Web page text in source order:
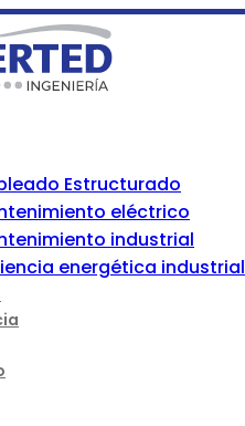
Estructurado
eléctrico
industrial
energética industrial